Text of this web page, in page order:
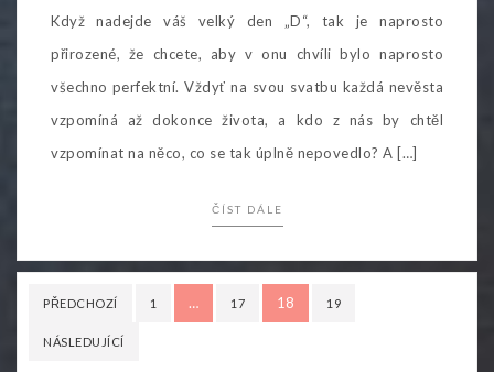
Když nadejde váš velký den „D“, tak je naprosto
přirozené, že chcete, aby v onu chvíli bylo naprosto
všechno perfektní. Vždyť na svou svatbu každá nevěsta
vzpomíná až dokonce života, a kdo z nás by chtěl
vzpomínat na něco, co se tak úplně nepovedlo? A […]
ČÍST DÁLE
Stránkování
PŘEDCHOZÍ 1 … 17 18 19
NÁSLEDUJÍCÍ